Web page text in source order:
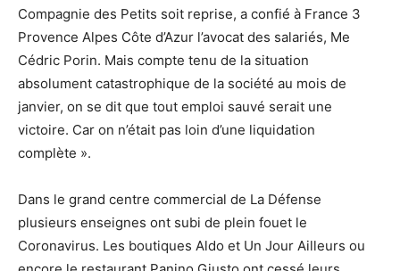
Compagnie des Petits soit reprise, a confié à France 3
Provence Alpes Côte d’Azur l’avocat des salariés, Me
Cédric Porin. Mais compte tenu de la situation
absolument catastrophique de la société au mois de
janvier, on se dit que tout emploi sauvé serait une
victoire. Car on n’était pas loin d’une liquidation
complète ».
Dans le grand centre commercial de La Défense
plusieurs enseignes ont subi de plein fouet le
Coronavirus. Les boutiques Aldo et Un Jour Ailleurs ou